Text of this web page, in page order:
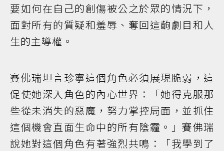
要如何在自己的創傷被公之於眾的情況下，
面對所有的質疑和羞辱、奪回這齣劇目和人
生的主導權。
賽佛瑞坦言珍寧這個角色必須展現脆弱，這
促使她深入角色的內心世界：「她得克服那
些從未消失的惡魔，努力掌控局面，並抓住
這個機會直面生命中的所有陰霾。」賽佛瑞
說她對這個角色有著強烈共鳴：「我學到了